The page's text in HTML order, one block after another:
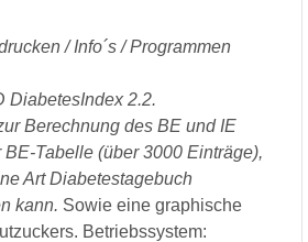
/ Info´s / Programmen
DiabetesIndex 2.2.
Berechnung des BE und IE
BE-Tabelle (über 3000 Einträge),
Art Diabetestagebuch
kann. Sowie eine graphische
Betriebssystem: